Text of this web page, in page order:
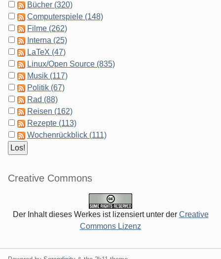
Bücher (320)
Computerspiele (148)
Filme (262)
Interna (25)
LaTeX (47)
Linux/Open Source (835)
Musik (117)
Politik (67)
Rad (88)
Reisen (162)
Rezepte (113)
Wochenrückblick (111)
Creative Commons
Der Inhalt dieses Werkes ist lizensiert unter der Creative
Commons Lizenz